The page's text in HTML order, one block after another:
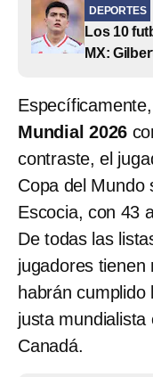
DEPORTES
Los 10
MX:
Mundial 2026
contraste, el
Copa del Mundo
Escocia, con 43
De todas las
jugadores tienen
habrán cumplido
justa
Canadá.